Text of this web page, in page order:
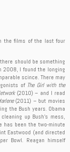
the films of the last four
should be something
2008, I found the longing
scince. There may
of The Girl with the
(2010) – and I read
(2011) – but movies
the Bush years. Obama
up Bush’s mess,
has been the two-minute
Eastwood (and directed
Bowl. Reagan himself